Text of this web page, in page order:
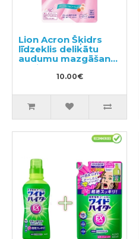
Lion Acron Šķidrs
līdzeklis delikātu
audumu mazgāšanai
ar ziedu aromātu,
pildviela 400ml
10.00€